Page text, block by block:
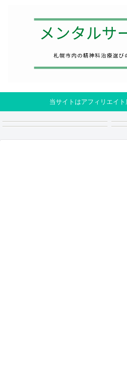
当サイトはアフィリエイ